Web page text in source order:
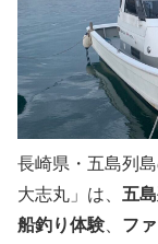
長崎県・五島列
大志丸」は、 五
船釣り体験
フ